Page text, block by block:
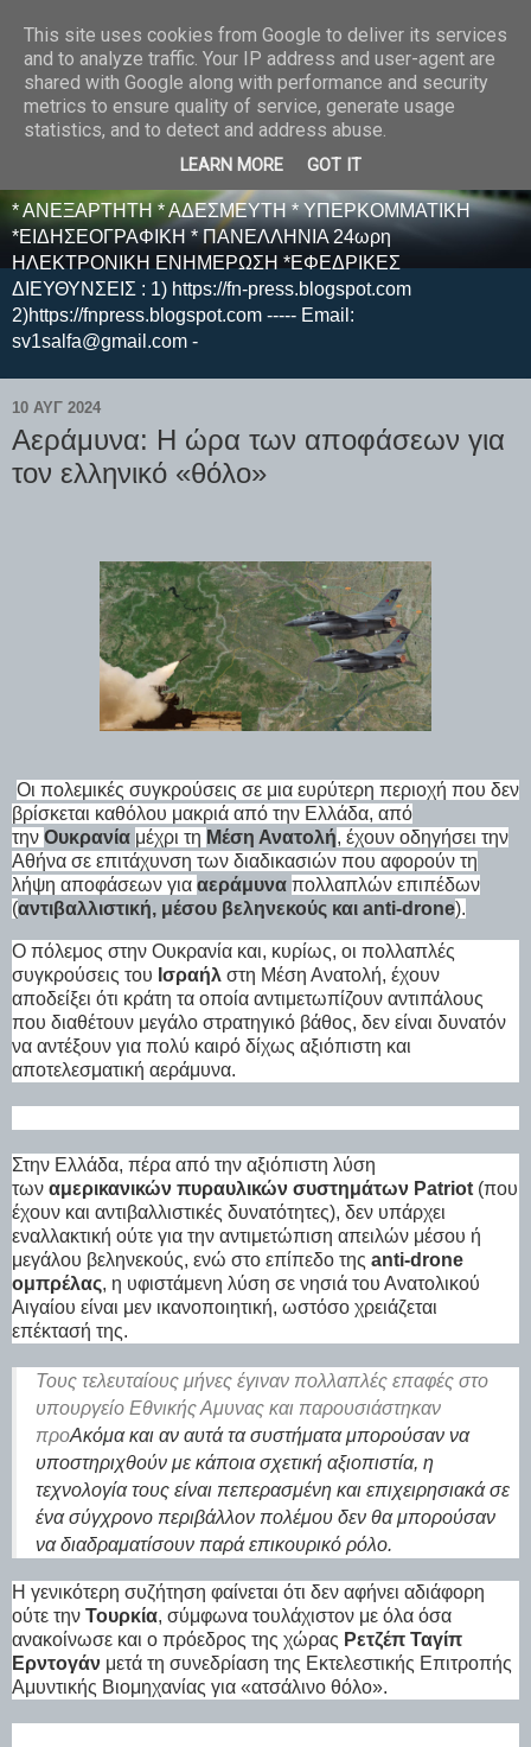
E F E N P R E S S -
ΗΛΕΚΤΡΟΝΙΚΗ
ΕΦΗΜΕΡΙΔΑ
* ΑΝΕΞΑΡΤΗΤΗ * ΑΔΕΣΜΕΥΤΗ * ΥΠΕΡΚΟΜΜΑΤΙΚΗ
*ΕΙΔΗΣΕΟΓΡΑΦΙΚΗ * ΠΑΝΕΛΛΗΝΙΑ 24ωρη
ΗΛΕΚΤΡΟΝΙΚΗ ΕΝΗΜΕΡΩΣΗ *ΕΦΕΔΡΙΚΕΣ
ΔΙΕΥΘΥΝΣΕΙΣ : 1) https://fn-press.blogspot.com
2)https://fnpress.blogspot.com ----- Email:
sv1salfa@gmail.com -
10 ΑΥΓ 2024
Αεράμυνα: Η ώρα των αποφάσεων για
τον ελληνικό «θόλο»
Oι πολεμικές συγκρούσεις σε μια ευρύτερη περιοχή που δεν
βρίσκεται καθόλου μακριά από την Ελλάδα, από
την Ουκρανία μέχρι τη Μέση Ανατολή, έχουν οδηγήσει την
Αθήνα σε επιτάχυνση των διαδικασιών που αφορούν τη
λήψη αποφάσεων για αεράμυνα πολλαπλών επιπέδων
(αντιβαλλιστική, μέσου βεληνεκούς και anti-drone).
Ο πόλεμος στην Ουκρανία και, κυρίως, οι πολλαπλές
συγκρούσεις του Ισραήλ στη Μέση Ανατολή, έχουν
αποδείξει ότι κράτη τα οποία αντιμετωπίζουν αντιπάλους
που διαθέτουν μεγάλο στρατηγικό βάθος, δεν είναι δυνατόν
να αντέξουν για πολύ καιρό δίχως αξιόπιστη και
αποτελεσματική αεράμυνα.
Στην Ελλάδα, πέρα από την αξιόπιστη λύση
των αμερικανικών πυραυλικών συστημάτων Patriot (που
έχουν και αντιβαλλιστικές δυνατότητες), δεν υπάρχει
εναλλακτική ούτε για την αντιμετώπιση απειλών μέσου ή
μεγάλου βεληνεκούς, ενώ στο επίπεδο της anti-drone
ομπρέλας, η υφιστάμενη λύση σε νησιά του Ανατολικού
Αιγαίου είναι μεν ικανοποιητική, ωστόσο χρειάζεται
επέκτασή της.
Τους τελευταίους μήνες έγιναν πολλαπλές επαφές στο
υπουργείο Εθνικής Αμυνας και παρουσιάστηκαν
προΑκόμα και αν αυτά τα συστήματα μπορούσαν να
υποστηριχθούν με κάποια σχετική αξιοπιστία, η
τεχνολογία τους είναι πεπερασμένη και επιχειρησιακά σε
ένα σύγχρονο περιβάλλον πολέμου δεν θα μπορούσαν
να διαδραματίσουν παρά επικουρικό ρόλο.
Η γενικότερη συζήτηση φαίνεται ότι δεν αφήνει αδιάφορη
ούτε την Τουρκία, σύμφωνα τουλάχιστον με όλα όσα
ανακοίνωσε και ο πρόεδρος της χώρας Ρετζέπ Ταγίπ
Ερντογάν μετά τη συνεδρίαση της Εκτελεστικής Επιτροπής
Αμυντικής Βιομηχανίας για «ατσάλινο θόλο».
This site uses cookies from Google to deliver its services
and to analyze traffic. Your IP address and user-agent are
shared with Google along with performance and security
metrics to ensure quality of service, generate usage
statistics, and to detect and address abuse.
LEARN MORE GOT IT